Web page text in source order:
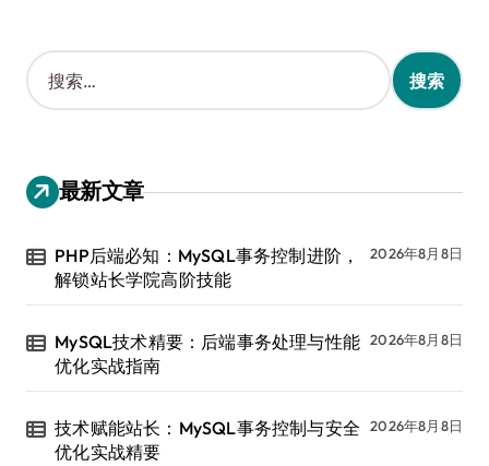
搜
索
：
最新文章
PHP后端必知：MySQL事务控制进阶，
解锁站长学院高阶技能
2026年8月8日
MySQL技术精要：后端事务处理与性能
优化实战指南
2026年8月8日
技术赋能站长：MySQL事务控制与安全
优化实战精要
2026年8月8日